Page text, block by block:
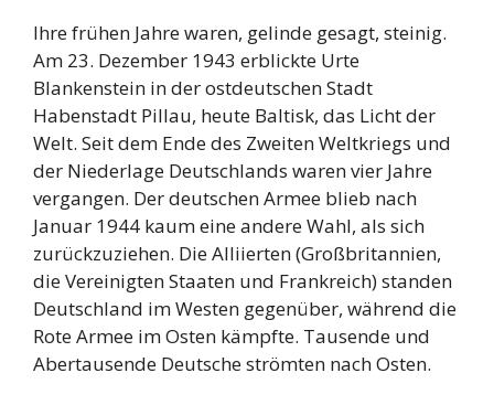
Ihre frühen Jahre waren, gelinde gesagt, steinig.
Am 23. Dezember 1943 erblickte Urte
Blankenstein in der ostdeutschen Stadt
Habenstadt Pillau, heute Baltisk, das Licht der
Welt. Seit dem Ende des Zweiten Weltkriegs und
der Niederlage Deutschlands waren vier Jahre
vergangen. Der deutschen Armee blieb nach
Januar 1944 kaum eine andere Wahl, als sich
zurückzuziehen. Die Alliierten (Großbritannien,
die Vereinigten Staaten und Frankreich) standen
Deutschland im Westen gegenüber, während die
Rote Armee im Osten kämpfte. Tausende und
Abertausende Deutsche strömten nach Osten.